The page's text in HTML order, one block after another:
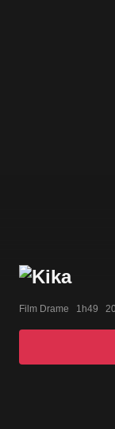
Film Drame   1h49